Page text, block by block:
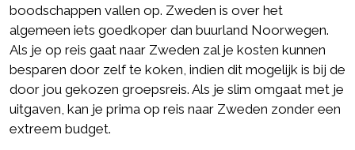
boodschappen vallen op. Zweden is over het
algemeen iets goedkoper dan buurland Noorwegen.
Als je op reis gaat naar Zweden zal je kosten kunnen
besparen door zelf te koken, indien dit mogelijk is bij de
door jou gekozen groepsreis. Als je slim omgaat met je
uitgaven, kan je prima op reis naar Zweden zonder een
extreem budget.